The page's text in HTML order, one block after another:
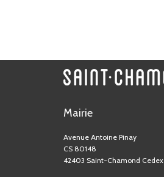
Mairie
Avenue Antoine Pinay
CS 80148
42403 Saint-Chamond Cedex